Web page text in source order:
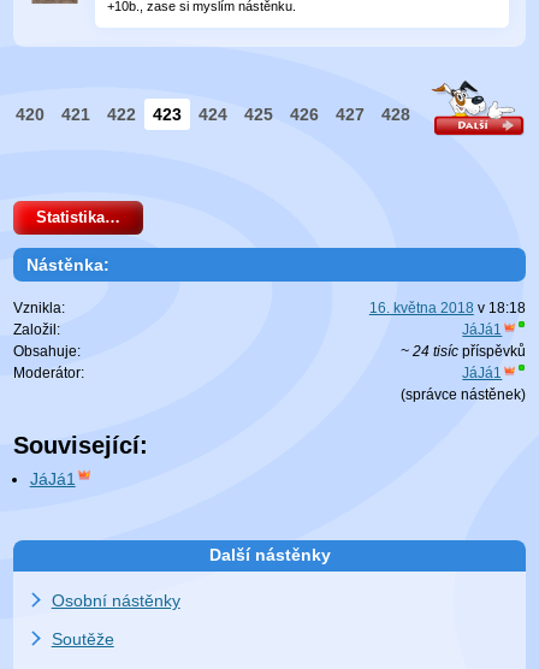
+10b., zase si myslím nástěnku.
420 421 422 423 424 425 426 427 428
Statistika…
Nástěnka:
Vznikla: 16. května 2018 v 18:18
Založil:
JáJá1
Obsahuje:
~ 24 tisícpříspěvků
Moderátor:
JáJá1
(správce nástěnek)
Související:
JáJá1
Další nástěnky
Osobní nástěnky
Soutěže